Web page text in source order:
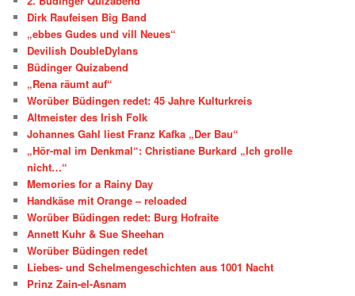
Dirk Raufeisen Big Band
„ebbes Gudes und vill Neues“
Devilish DoubleDylans
Büdinger Quizabend
„Rena räumt auf“
Worüber Büdingen redet: 45 Jahre Kulturkreis
Altmeister des Irish Folk
Johannes Gahl liest Franz Kafka „Der Bau“
„Hör-mal im Denkmal“: Christiane Burkard „Ich grolle
nicht…“
Memories for a Rainy Day
Handkäse mit Orange – reloaded
Worüber Büdingen redet: Burg Hofraite
Annett Kuhr & Sue Sheehan
Worüber Büdingen redet
Liebes- und Schelmengeschichten aus 1001 Nacht
Prinz Zain-el-Asnam